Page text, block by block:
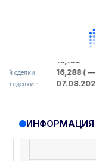
: 16,100
сделки : 16,288( —
сделки : 07.08.2026